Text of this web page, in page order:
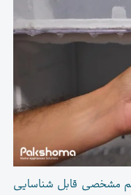
مشخصی قابل شناسایی